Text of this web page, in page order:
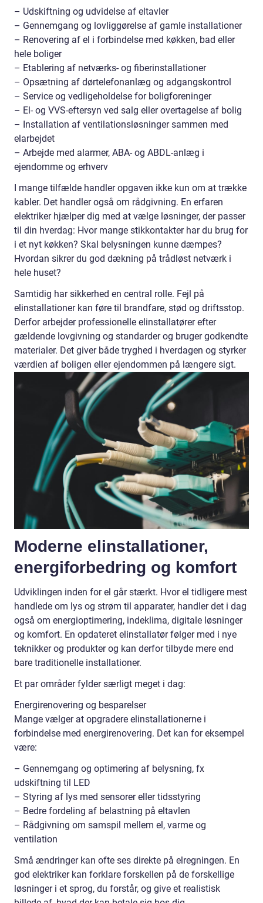
– Udskiftning og udvidelse af eltavler
– Gennemgang og lovliggørelse af gamle installationer
– Renovering af el i forbindelse med køkken, bad eller
hele boliger
– Etablering af netværks- og fiberinstallationer
– Opsætning af dørtelefonanlæg og adgangskontrol
– Service og vedligeholdelse for boligforeninger
– El- og VVS-eftersyn ved salg eller overtagelse af bolig
– Installation af ventilationsløsninger sammen med
elarbejdet
– Arbejde med alarmer, ABA- og ABDL-anlæg i
ejendomme og erhverv
I mange tilfælde handler opgaven ikke kun om at trække
kabler. Det handler også om rådgivning. En erfaren
elektriker hjælper dig med at vælge løsninger, der passer
til din hverdag: Hvor mange stikkontakter har du brug for
i et nyt køkken? Skal belysningen kunne dæmpes?
Hvordan sikrer du god dækning på trådløst netværk i
hele huset?
Samtidig har sikkerhed en central rolle. Fejl på
elinstallationer kan føre til brandfare, stød og driftsstop.
Derfor arbejder professionelle elinstallatører efter
gældende lovgivning og standarder og bruger godkendte
materialer. Det giver både tryghed i hverdagen og styrker
værdien af boligen eller ejendommen på længere sigt.
Moderne elinstallationer,
energiforbedring og komfort
Udviklingen inden for el går stærkt. Hvor el tidligere mest
handlede om lys og strøm til apparater, handler det i dag
også om energioptimering, indeklima, digitale løsninger
og komfort. En opdateret elinstallatør følger med i nye
teknikker og produkter og kan derfor tilbyde mere end
bare traditionelle installationer.
Et par områder fylder særligt meget i dag:
Energirenovering og besparelser
Mange vælger at opgradere elinstallationerne i
forbindelse med energirenovering. Det kan for eksempel
være:
– Gennemgang og optimering af belysning, fx
udskiftning til LED
– Styring af lys med sensorer eller tidsstyring
– Bedre fordeling af belastning på eltavlen
– Rådgivning om samspil mellem el, varme og
ventilation
Små ændringer kan ofte ses direkte på elregningen. En
god elektriker kan forklare forskellen på de forskellige
løsninger i et sprog, du forstår, og give et realistisk